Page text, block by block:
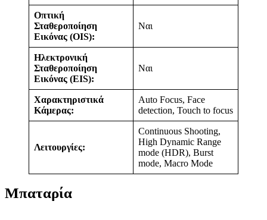
Οπτική
Σταθεροποίηση
Εικόνας (OIS):
Ναι
Ηλεκτρονική
Σταθεροποίηση
Εικόνας (EIS):
Ναι
Χαρακτηριστικά
Κάμερας:
Auto Focus, Face
detection, Touch to focus
Λειτουργίες:
Continuous Shooting,
High Dynamic Range
mode (HDR), Burst
mode, Macro Mode
Μπαταρία